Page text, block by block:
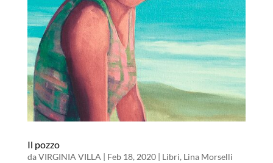
Il pozzo
daVIRGINIA VILLA | Feb 18, 2020| Libri, Lina Morselli